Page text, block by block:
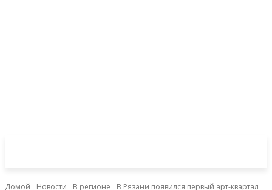
Домой Новости В регионе В Рязани появился первый арт-квартал